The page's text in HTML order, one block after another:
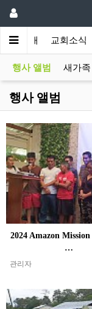
교회소개 교회소식
행사 앨범 새가
행사 앨범
2024 Amazon
…
관리자